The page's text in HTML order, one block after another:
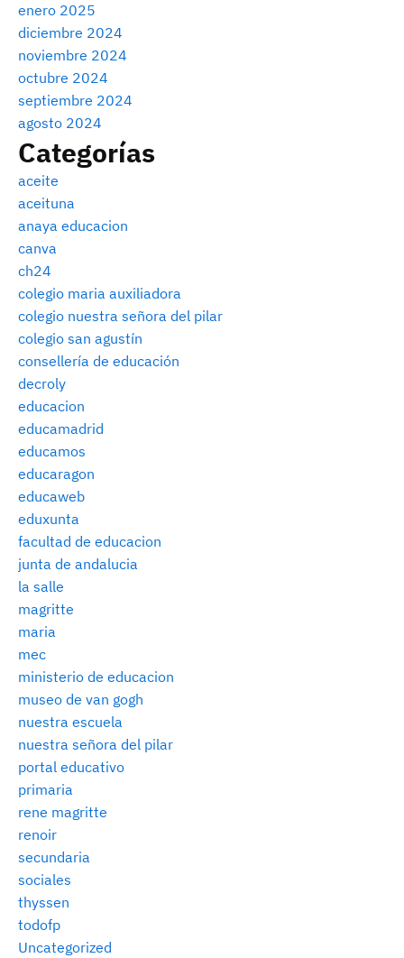
enero 2025
diciembre 2024
noviembre 2024
octubre 2024
septiembre 2024
agosto 2024
Categorías
aceite
aceituna
anaya educacion
canva
ch24
colegio maria auxiliadora
colegio nuestra señora del pilar
colegio san agustín
consellería de educación
decroly
educacion
educamadrid
educamos
educaragon
educaweb
eduxunta
facultad de educacion
junta de andalucia
la salle
magritte
maria
mec
ministerio de educacion
museo de van gogh
nuestra escuela
nuestra señora del pilar
portal educativo
primaria
rene magritte
renoir
secundaria
sociales
thyssen
todofp
Uncategorized